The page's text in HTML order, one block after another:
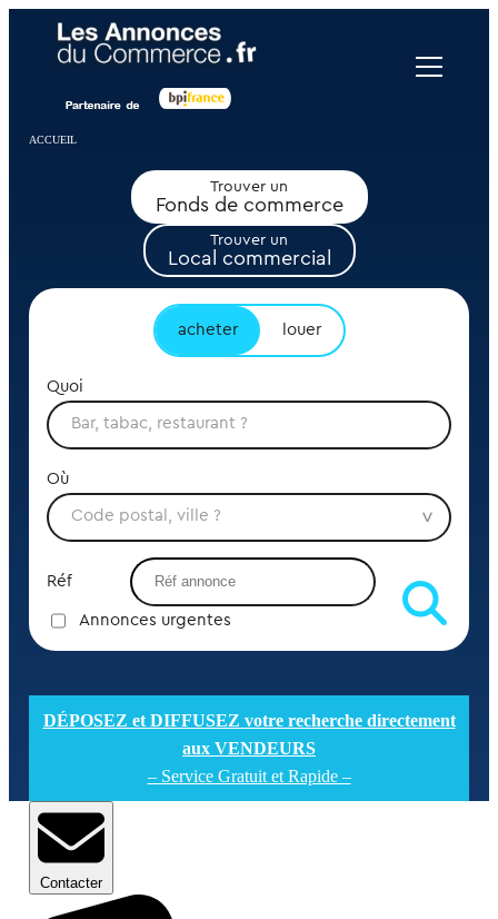
ACCUEIL
Trouver un
Fonds de commerce
Trouver un
Local commercial
acheter louer
Quoi
Où
Réf
Annonces urgentes
DÉPOSEZ et DIFFUSEZ votre recherche directement
aux VENDEURS
– Service Gratuit et Rapide –
Contacter
Panneau de gestion des cookies